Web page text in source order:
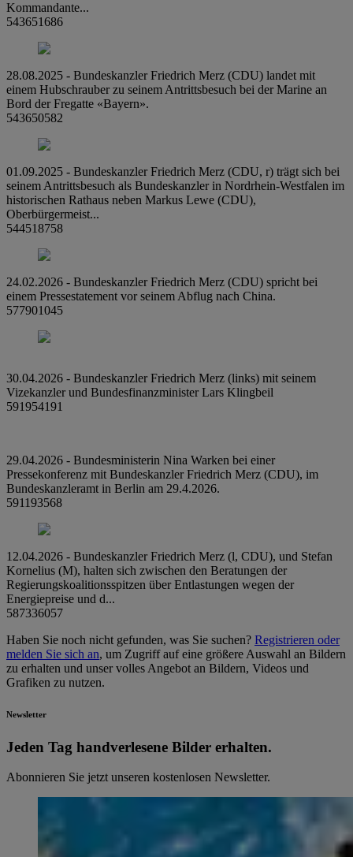
Kommandante...
543651686
28.08.2025 - Bundeskanzler Friedrich Merz (CDU) landet mit
einem Hubschrauber zu seinem Antrittsbesuch bei der Marine an
Bord der Fregatte «Bayern».
543650582
01.09.2025 - Bundeskanzler Friedrich Merz (CDU, r) trägt sich bei
seinem Antrittsbesuch als Bundeskanzler in Nordrhein-Westfalen im
historischen Rathaus neben Markus Lewe (CDU),
Oberbürgermeist...
544518758
24.02.2026 - Bundeskanzler Friedrich Merz (CDU) spricht bei
einem Pressestatement vor seinem Abflug nach China.
577901045
30.04.2026 - Bundeskanzler Friedrich Merz (links) mit seinem
Vizekanzler und Bundesfinanzminister Lars Klingbeil
591954191
29.04.2026 - Bundesministerin Nina Warken bei einer
Pressekonferenz mit Bundeskanzler Friedrich Merz (CDU), im
Bundeskanzleramt in Berlin am 29.4.2026.
591193568
12.04.2026 - Bundeskanzler Friedrich Merz (l, CDU), und Stefan
Kornelius (M), halten sich zwischen den Beratungen der
Regierungskoalitionsspitzen über Entlastungen wegen der
Energiepreise und d...
587336057
Haben Sie noch nicht gefunden, was Sie suchen? Registrieren oder
melden Sie sich an, um Zugriff auf eine größere Auswahl an Bildern
zu erhalten und unser volles Angebot an Bildern, Videos und
Grafiken zu nutzen.
Newsletter
Jeden Tag hand­ver­le­se­ne Bilder erhalten.
Abonnieren Sie jetzt unseren kostenlosen Newsletter.